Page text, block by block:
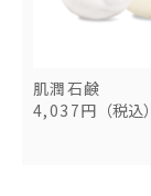
肌潤石鹸
4,037円 （税込）